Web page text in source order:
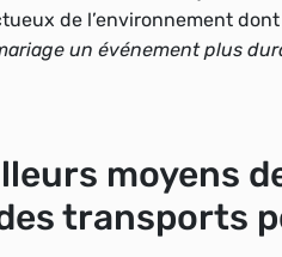
de l’environnement
un événement plus
moyens
transports